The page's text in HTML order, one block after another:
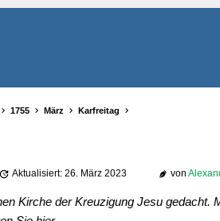
1755 März Karfreitag
Aktualisiert: 26. März 2023 von
Kirche der Kreuzigung Jesu gedacht.